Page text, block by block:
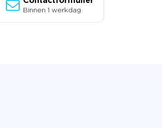
Binnen 1 werkdag